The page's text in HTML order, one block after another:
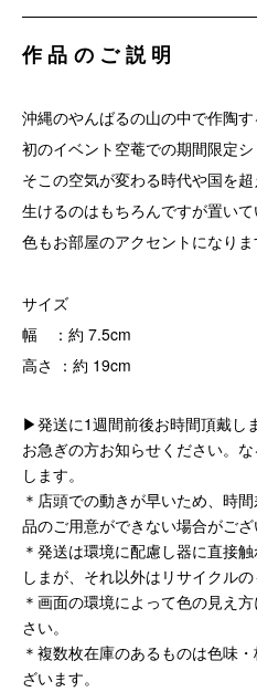
作品のご説明
沖縄のやんばるの山の中で作陶
初のイベント空菴での期間限定
そこの空気が変わる時代や国を
生けるのはもちろんですが置い
色もお部屋のアクセントになりま
サイズ
幅 ：約 7.5cm
高さ ：約 19cm
▶発送に1週間前後お時間頂戴し
お急ぎの方お知らせください。
します。
＊店頭での動きが早いため、時
品のご用意ができない場合がござ
＊発送は環境に配慮し器に直接
しまが、それ以外はリサイクル
＊画面の環境によって色の見え
さい。
＊複数枚在庫のあるものは色味
ざいます。